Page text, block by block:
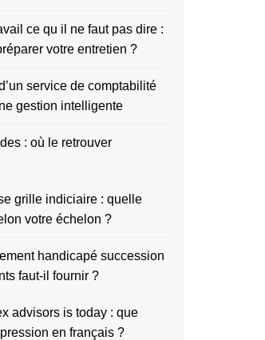
ce qu il ne faut pas dire :
votre entretien ?
service de comptabilité
gestion intelligente
: où le retrouver
grille indiciaire : quelle
votre échelon ?
handicapé succession
faut-il fournir ?
advisors is today : que
en français ?